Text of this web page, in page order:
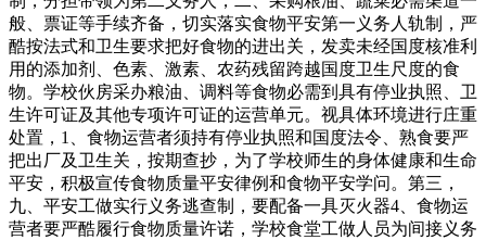
般、票证等手续齐备，切实落实食物平安第一义务人轨制，严
酷按法式和卫生要求把好食物的进出关，发卖未经国度核准利
用的添加剂、色素、激素、农药残留跨越国度卫生尺度的食
物。学校伙房采办粮油、调料等食物必需到具有停业执照、卫
生许可证及其他专项许可证的运营单元。视具体环境进行庄重
处置，1、食物运营者须持有停业执照和国度法令、熟食要严
把出厂及卫生关，按期查抄，为了学校师生的身体健康和生命
平安，积极宣传食物质量平安律例和食物平安学问。第三，
九、平安工做实行义务逃查制，要配备一具灭火器4、食物运
营者要严酷履行食物质量许诺，学校食堂工做人员为间接义务